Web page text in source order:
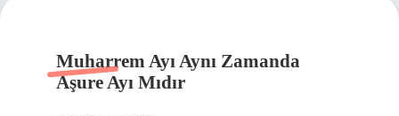
Muharrem Ayı Aynı Zamanda
Aşure Ayı Mıdır